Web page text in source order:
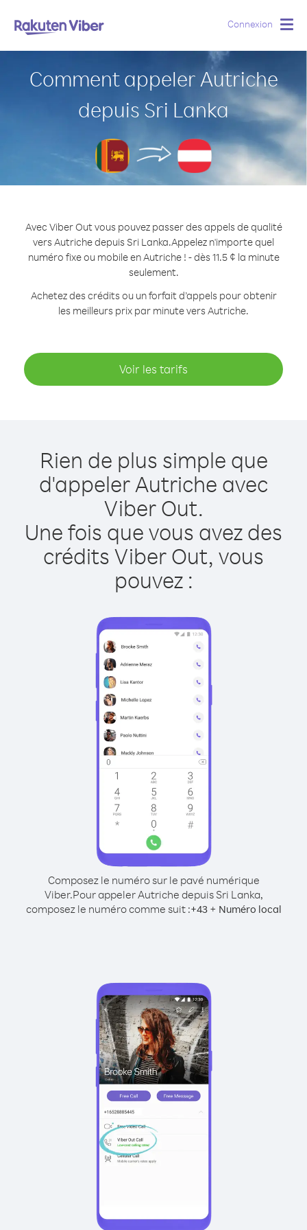
Connexion
Comment appeler Autriche
depuis Sri Lanka
Avec Viber Out vous pouvez passer des appels de qualité
vers Autriche depuis Sri Lanka.Appelez n'importe quel
numéro fixe ou mobile en Autriche ! - dès 11.5 ¢ la minute
seulement.
Achetez des crédits ou un forfait d’appels pour obtenir
les meilleurs prix par minute vers Autriche.
Voir les tarifs
Rien de plus simple que
d'appeler Autriche avec
Viber Out.
Une fois que vous avez des
crédits Viber Out, vous
pouvez :
Composez le numéro sur le pavé numérique
Viber.Pour appeler Autriche depuis Sri Lanka,
composez le numéro comme suit :+43+ Numéro local